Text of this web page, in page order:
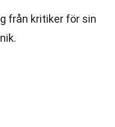
från kritiker för sin